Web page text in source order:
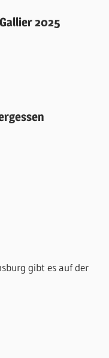
2025
gibt es auf der